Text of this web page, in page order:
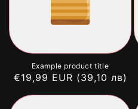
Example product title
Regular
€19,99 EUR (39,10 лв)